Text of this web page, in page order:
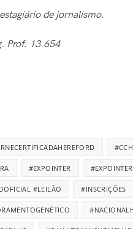
de jornalismo.
Prof. 13.654
#CCH
#EXPOINTER
#LEILÃO #INSCRIÇÕES